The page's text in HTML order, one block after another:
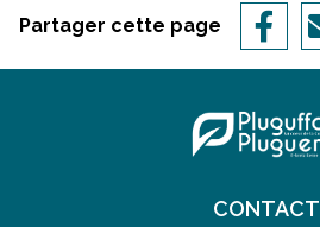
Partager cette page
CONTACT